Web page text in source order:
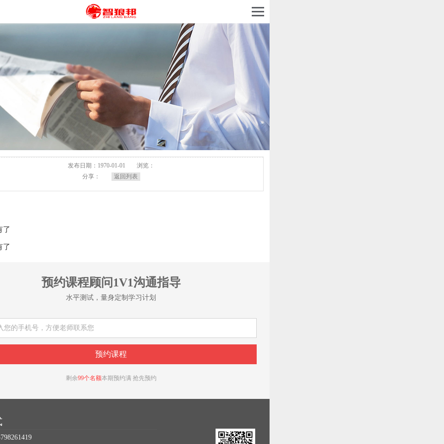
发布日期：1970-01-01
浏览：
分享：
返回列表
了
了
预约课程顾问1V1沟通指导
水平测试，量身定制学习计划
剩余99个名额本期预约满 抢先预约